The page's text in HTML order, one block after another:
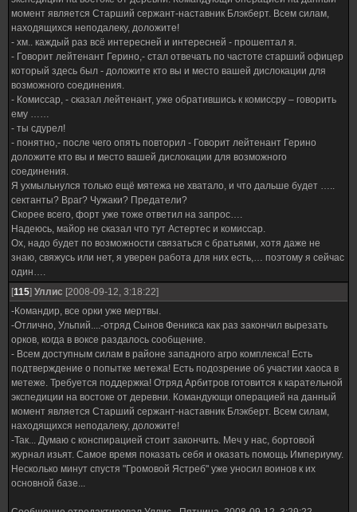
момент является Старший сержант-наставник Блэкберт. Всем силам,
находящихся неподалеку, доложите!
- хм.. каждый раз всё интересней и интересней - прошептал я.
- Говорит лейтенант Герино,- стал отвечать по частоте старший офицер
который здесь был - доложите кто вы и место вашей дислокации для
возможного соединения.
- Комиссар, - сказал лейтенант, уже обратившись к комиссру – говорить
ему ……
- ты сдурел!
- понятно,- после чего опять повторил - Говорит лейтенант Герино
доложите кто вы и место вашей дислокации для возможного
соединения.
Я ухмыльнулся только ещё мятежа не хватало, и что дальше будет …..
сектанты? Враг? Чужаки? Предатели?
Скорее всего, форт уже тоже ответил на запрос….
Надеюсь, майор не сказал что тут Астертес и комиссар.
Ох, надо будет по возможности связаться с братьями, хотя даже не
знаю, свяжусь или нет, я уверен работа для них есть,… поэтому я сейчас
один….
[115] Уллис [2008-09-12, 3:18:22]
-Командир, все орки уже мертвы.
-Отлично, Ульпий....-отряд Сынов Феникса как раз закончил вырезать
орков, когда в воксе раздалось сообщение.
- Всем доступным силам в районе западного агро комплекса! Есть
подтверждение о попытке метежа! Есть подозрение об участии хаоса в
метеже. Требуется поддержка! Отряд Арбитров готовится к карательной
экспедиции на востоке от деревни. Командующи операцией на данный
момент является Старший сержант-наставник Блэкберт. Всем силам,
находящихся неподалеку, доложите!
-Так... Думаю с конспирацией стоит закончить. Меч у нас, бортовой
журнал изьят. Самое время показать себя и оказать помощь Империуму.
Несколько минут спустя "Громовой Ястреб" уже уносил воинов к их
основной базе...